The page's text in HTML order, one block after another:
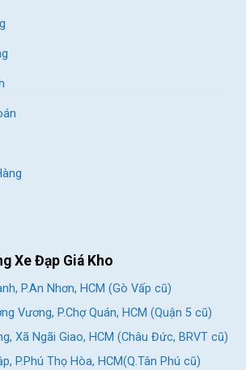
Xe Đạp Giá Kho
P.An Nhơn, HCM (Gò Vấp cũ)
Vương, P.Chợ Quán, HCM (Quận 5 cũ)
Xã Ngãi Giao, HCM (Châu Đức, BRVT cũ)
P.Phú Thọ Hòa, HCM(Q.Tân Phú cũ)